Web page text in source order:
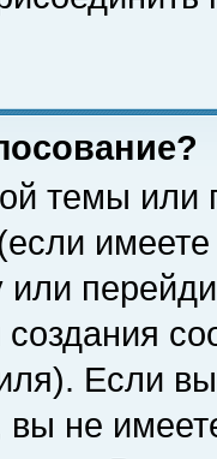
темы или
или
Если
не